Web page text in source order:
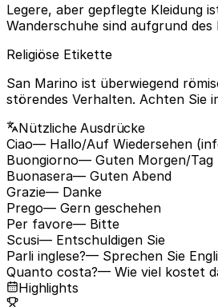
Legere, aber gepflegte Kleidung
Wanderschuhe sind aufgrund
Religiöse Etikette
San Marino ist überwiegend
störendes Verhalten. Achten Sie
Nützliche Ausdrücke
Ciao— Hallo/Auf Wiedersehen
Buongiorno— Guten Morgen/Tag
Buonasera— Guten Abend
Grazie— Danke
Prego— Gern geschehen
Per favore— Bitte
Scusi— Entschuldigen Sie
Parli inglese?— Sprechen Sie
Quanto costa?— Wie viel kostet
Highlights